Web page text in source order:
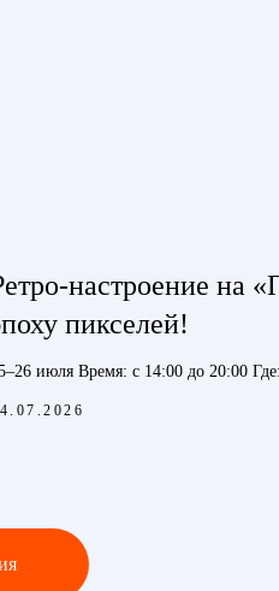
на
пикселей!
июля Время: с 14:00 до 20:00